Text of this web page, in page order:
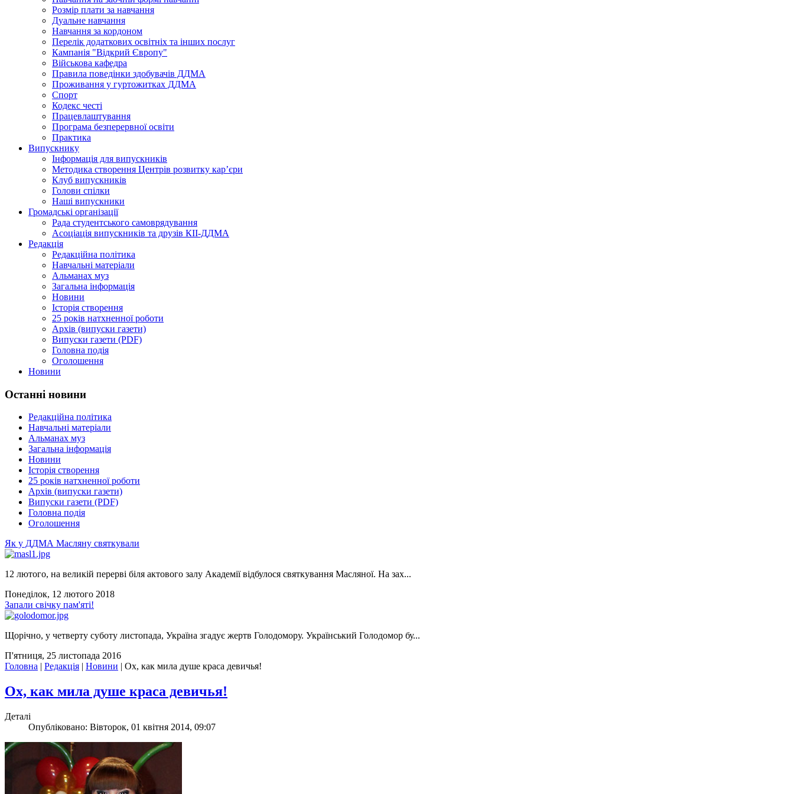
Розмір плати за навчання
Дуальне навчання
Навчання за кордоном
Перелік додаткових освітніх та інших послуг
Кампанія "Відкрий Європу"
Військова кафедра
Правила поведінки здобувачів ДДМА
Проживання у гуртожитках ДДМА
Спорт
Кодекс честі
Працевлаштування
Програма безперервної освіти
Практика
Випускнику
Інформація для випускників
Методика створення Центрів розвитку кар’єри
Клуб випускників
Голови спілки
Наші випускники
Громадські організації
Рада студентського самоврядування
Асоціація випускників та друзів КІІ-ДДМА
Редакція
Редакційна політика
Навчальні матеріали
Альманах муз
Загальна інформація
Новини
Історія створення
25 років натхненної роботи
Архів (випуски газети)
Випуски газети (PDF)
Головна подія
Оголошення
Новини
Останні новини
Редакційна політика
Навчальні матеріали
Альманах муз
Загальна інформація
Новини
Історія створення
25 років натхненної роботи
Архів (випуски газети)
Випуски газети (PDF)
Головна подія
Оголошення
Як у ДДМА Масляну святкували
12 лютого, на великій перерві біля актового залу Академії відбулося святкування Масляної. На зах...
Понеділок, 12 лютого 2018
Запали свічку пам'яті!
Щорічно, у четверту суботу листопада, Україна згадує жертв Голодомору. Український Голодомор бу...
П'ятниця, 25 листопада 2016
Головна | Редакція | Новини | Ох, как мила душе краса девичья!
Ох, как мила душе краса девичья!
Деталі
Опубліковано: Вівторок, 01 квітня 2014, 09:07